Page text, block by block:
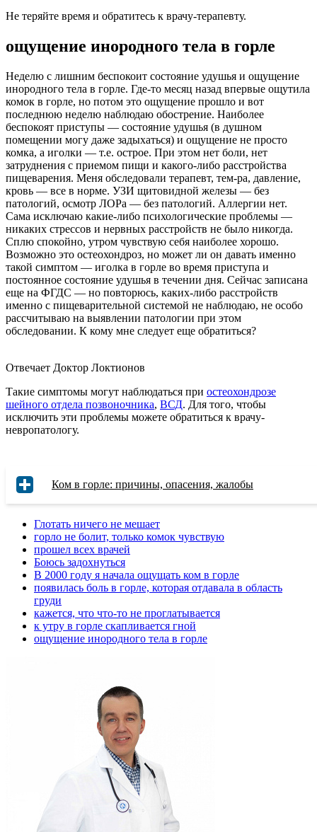
Не теряйте время и обратитесь к врачу-терапевту.
ощущение инородного тела в горле
Неделю с лишним беспокоит состояние удушья и ощущение
инородного тела в горле. Где-то месяц назад впервые ощутила
комок в горле, но потом это ощущение прошло и вот
последнюю неделю наблюдаю обострение. Наиболее
беспокоят приступы — состояние удушья (в душном
помещении могу даже задыхаться) и ощущение не просто
комка, а иголки — т.е. острое. При этом нет боли, нет
затруднения с приемом пищи и какого-либо расстройства
пищеварения. Меня обследовали терапевт, тем-ра, давление,
кровь — все в норме. УЗИ щитовидной железы — без
патологий, осмотр ЛОРа — без патологий. Аллергии нет.
Сама исключаю какие-либо психологические проблемы —
никаких стрессов и нервных расстройств не было никогда.
Сплю спокойно, утром чувствую себя наиболее хорошо.
Возможно это остеохондроз, но может ли он давать именно
такой симптом — иголка в горле во время приступа и
постоянное состояние удушья в течении дня. Сейчас записана
еще на ФГДС — но повторюсь, каких-либо расстройств
именно с пищеварительной системой не наблюдаю, не особо
рассчитываю на выявлении патологии при этом
обследовании. К кому мне следует еще обратиться?
Отвечает Доктор Локтионов
Такие симптомы могут наблюдаться при остеохондрозе
шейного отдела позвоночника, ВСД. Для того, чтобы
исключить эти проблемы можете обратиться к врачу-
невропатологу.
Ком в горле: причины, опасения, жалобы
Глотать ничего не мешает
горло не болит, только комок чувствую
прошел всех врачей
Боюсь задохнуться
В 2000 году я начала ощущать ком в горле
появилась боль в горле, которая отдавала в область
груди
кажется, что что-то не проглатывается
к утру в горле скапливается гной
ощущение инородного тела в горле